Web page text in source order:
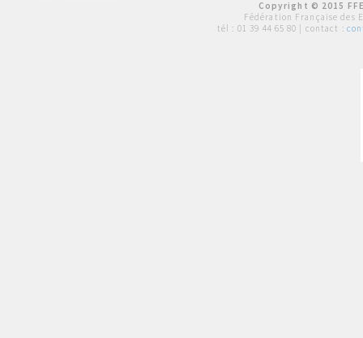
Copyright © 2015
Fédération Française des
tél : 01 39 44 65 80 | contact :